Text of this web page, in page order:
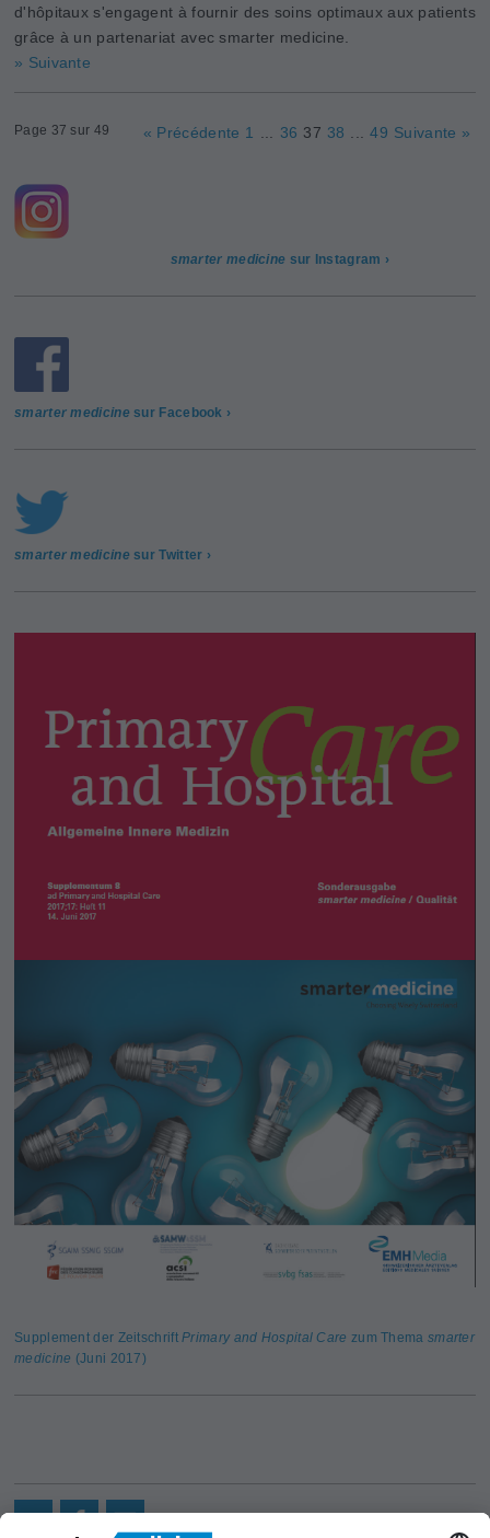
d'hôpitaux s'engagent à fournir des soins optimaux aux patients
grâce à un partenariat avec smarter medicine.
» Suivante
Page 37 sur 49 « Précédente 1 36 37 38 49 Suivante »
smarter medicine sur Instagram ›
smarter medicine sur Facebook ›
smarter medicine sur Twitter ›
Supplement der ZeitschriftPrimary and Hospital Care zum Thema smarter
medicine (Juni 2017)